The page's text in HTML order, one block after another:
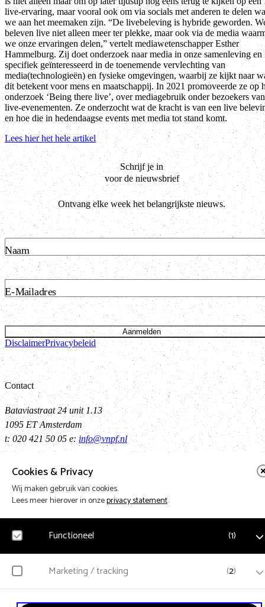
Cookies & Privacy
Wij maken gebruik van cookies.
Lees meer hierover in onzeprivacy statement.
Functioneel (1)
Noodzakelijk
functionele cookies geplaatst. Hierbij worden geen persoonsgegevens verzameld.
Marketing / tracking (2)
live-ervaring, maar vooral ook om via socials met anderen te delen
we aan het meemaken zijn. “De livebeleving is hybride geworden.
beleven live niet alleen meer ter plekke, maar ook via de media
we onze ervaringen delen,” vertelt mediawetenschapper Esther
Hammelburg. Zij doet onderzoek naar ­media in onze samenleving en
specifiek geïnteresseerd in de toenemende vervlechting van
media(technologieën) en fysieke omgevingen, waarbij ze kijkt naar
dit betekent voor mens en maatschappij. In 2021 promoveerde ze op
onderzoek ‘Being there live’, over mediagebruik onder bezoekers van
live-evenementen. Ze onderzocht wat de kracht is van een live
en hoe die in hedendaagse events met media tot stand komt.
Lees hier het hele artikel
Schrijf je in
voor de nieuwsbrief
Ontvang elke week het belangrijkste nieuws.
Naam
E-Mailadres
Aanmelden
DisclaimerPrivacybeleid
Contact
Bataviastraat 24 unit 1.13
1095 ET Amsterdam
t: 020 421 50 05 e:info@vnpf.nl
Vereniging Nederlandse Poppodia en -Festivals
VNPF behartigt de collectieve belangen van de poppodia en